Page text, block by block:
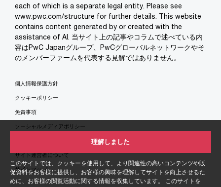
このサイトでは、クッキーを使用して、より関連性の高いコンテンツや販
促資料をお客様に提供し、お客様の興味を理解してサイトを向上させるた
めに、お客様の閲覧活動に関する情報を収集しています。 このサイトを
理解しました
each of which is a separate legal entity. Please see
www.pwc.com/structure for further details. This website
contains content generated by or created with the
assistance of AI. 当サイト上の記事やコラムで述べている内
容はPwC Japanグループ、PwCグローバルネットワークやそ
のメンバーファームを代表する見解ではありません。
個人情報保護方針
クッキーポリシー
免責事項
ソーシャルメディアポリシー
サイト運営者について
サイトマップ